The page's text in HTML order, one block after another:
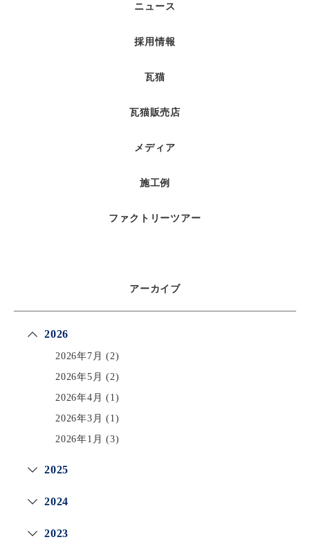
ニュース
採用情報
瓦猫
瓦猫販売店
メディア
施工例
ファクトリーツアー
アーカイブ
2026
2026年7月 (2)
2026年5月 (2)
2026年4月 (1)
2026年3月 (1)
2026年1月 (3)
2025
2024
2023